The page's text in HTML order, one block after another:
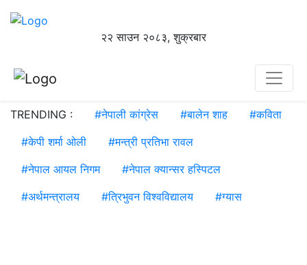
२२ साउन २०८३, शुक्रबार
TRENDING : #नेपाली कांग्रेस #बालेन शाह #कविता
#केपी शर्मा ओली #मन्त्री प्रतिभा रावल
#नेपाल आयल निगम #नेपाल क्यान्सर हस्पिटल
#अर्थमन्त्रालय #त्रिभुवन विश्वविद्यालय #ग्यास